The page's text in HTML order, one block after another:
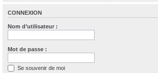
CONNEXION
Nom d’utilisateur :
Mot de passe :
Se souvenir de moi